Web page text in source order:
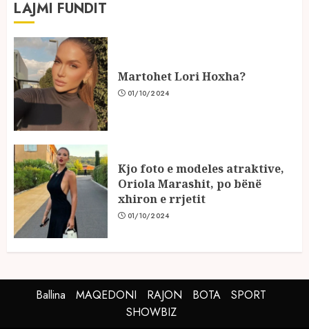
LAJMI FUNDIT
Martohet Lori Hoxha?
01/10/2024
Kjo foto e modeles atraktive,
Oriola Marashit, po bënë
xhiron e rrjetit
01/10/2024
Ballina MAQEDONI RAJON BOTA
SPORT
SHOWBIZ